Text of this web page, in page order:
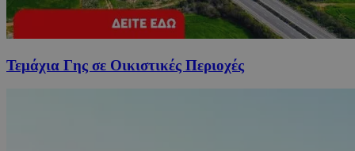
Τεμάχια Γης σε Οικιστικές Περιοχές